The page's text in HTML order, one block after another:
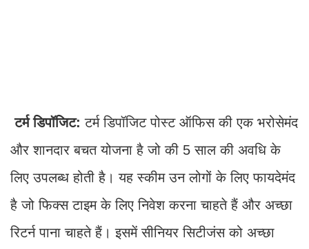
टर्म डिपॉजिट:टर्म डिपॉजिट पोस्ट ऑफिस की एक भरोसेमंद
और शानदार बचत योजना है जो की 5 साल की अवधि के
लिए उपलब्ध होती है। यह स्कीम उन लोगों के लिए फायदेमंद
है जो फिक्स टाइम के लिए निवेश करना चाहते हैं और अच्छा
रिटर्न पाना चाहते हैं। इसमें सीनियर सिटीजंस को अच्छा